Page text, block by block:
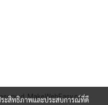
MakeWebEasy.com
ระสิทธิภาพและประสบการณ์ที่ดี